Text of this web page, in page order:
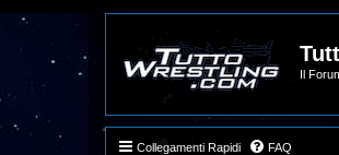
Il
Collegamenti Rapidi FAQ